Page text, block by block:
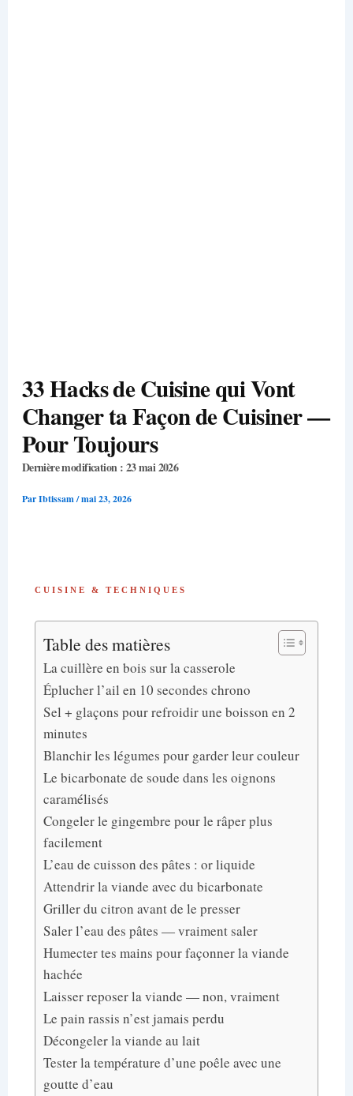
33 Hacks de Cuisine qui Vont
Changer ta Façon de Cuisiner —
Pour Toujours
Dernière modification : 23 mai 2026
ParIbtissam/mai 23, 2026
CUISINE & TECHNIQUES
Table des matières
La cuillère en bois sur la casserole
Éplucher l’ail en 10 secondes chrono
Sel + glaçons pour refroidir une boisson en 2
minutes
Blanchir les légumes pour garder leur couleur
Le bicarbonate de soude dans les oignons
caramélisés
Congeler le gingembre pour le râper plus
facilement
L’eau de cuisson des pâtes : or liquide
Attendrir la viande avec du bicarbonate
Griller du citron avant de le presser
Saler l’eau des pâtes — vraiment saler
Humecter tes mains pour façonner la viande
hachée
Laisser reposer la viande — non, vraiment
Le pain rassis n’est jamais perdu
Décongeler la viande au lait
Tester la température d’une poêle avec une
goutte d’eau